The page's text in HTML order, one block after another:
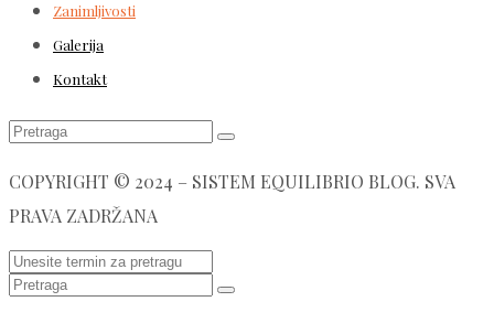
Zanimljivosti
Galerija
Kontakt
COPYRIGHT © 2024 – SISTEM EQUILIBRIO BLOG. SVA
PRAVA ZADRŽANA